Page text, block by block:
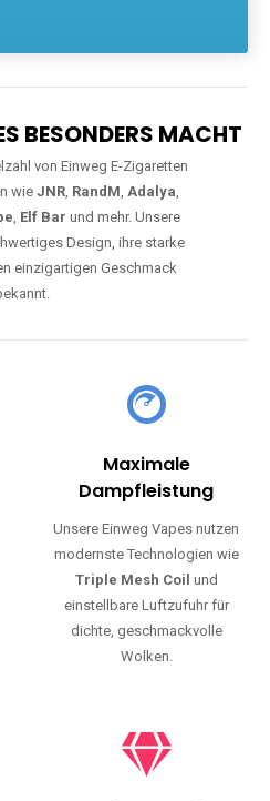
BESONDERS MACHT
von Einweg E-Zigaretten
wie JNR, RandM, Adalya,
, Elf Bar und mehr. Unsere
Design, ihre starke
einzigartigen Geschmack
Maximale
Dampfleistung
Unsere Einweg Vapes nutzen
modernste Technologien wie
Triple Mesh Coil und
einstellbare Luftzufuhr für
dichte, geschmackvolle
Wolken.